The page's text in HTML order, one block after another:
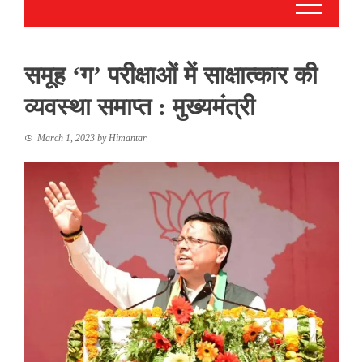
समूह ‘ग’ परीक्षाओं में साक्षात्कार की
व्यवस्था समाप्त : मुख्यमंत्री
March 1, 2023 byHimantar